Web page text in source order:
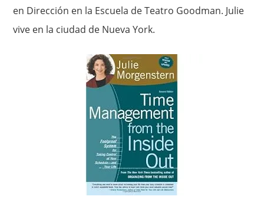
en Dirección en la Escuela de Teatro Goodman. Julie
vive en la ciudad de Nueva York.